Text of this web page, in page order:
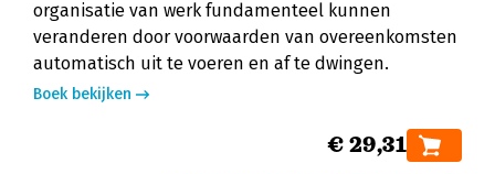
organisatie van werk fundamenteel kunnen
veranderen door voorwaarden van overeenkomsten
automatisch uit te voeren en af te dwingen.
Boek bekijken
€ 29,31